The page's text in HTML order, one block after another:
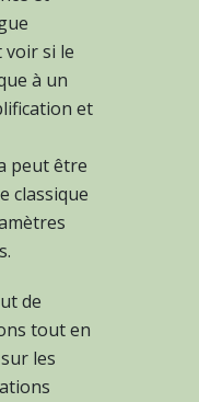
voir si le
à un
et
peut être
classique
de
tout en
les